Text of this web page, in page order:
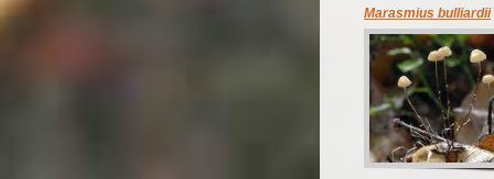
Marasmius bulliardii